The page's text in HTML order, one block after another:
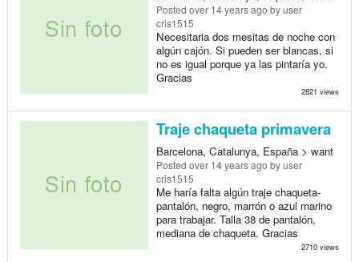
Posted over 14 years ago by user
cris1515
Necesitaria dos mesitas de noche con
algún cajón. Si pueden ser blancas, si
no es igual porque ya las pintaría yo.
Gracias
2821 views
Traje chaqueta primavera
Barcelona, Catalunya, España > want
Posted over 14 years ago by user
cris1515
Me haría falta algún traje chaqueta-
pantalón, negro, marrón o azul marino
para trabajar. Talla 38 de pantalón,
mediana de chaqueta. Gracias
2710 views